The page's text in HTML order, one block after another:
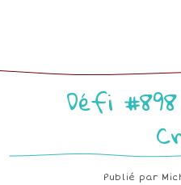
Défi
Publié par